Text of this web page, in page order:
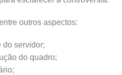
outros aspectos:
do servidor;
do quadro;